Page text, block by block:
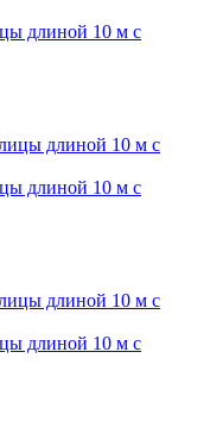
длиной 10 м с
длиной 10 м с
длиной 10 м с